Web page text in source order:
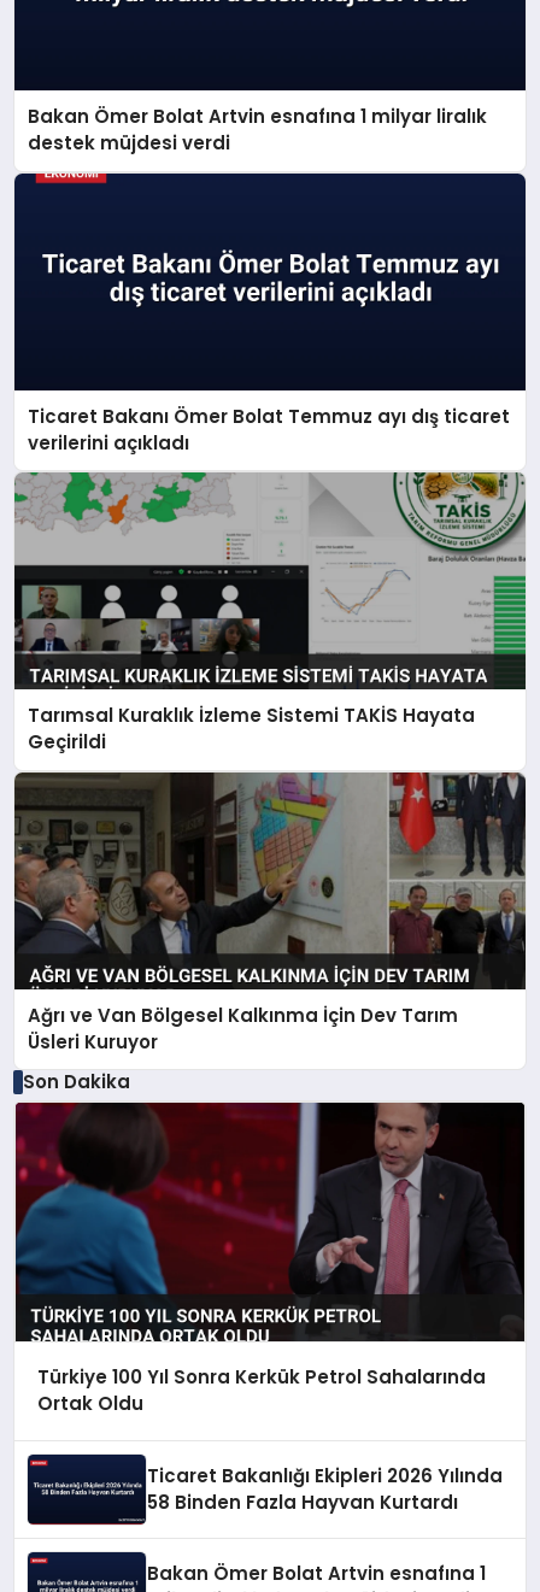
Bakan Ömer Bolat Artvin esnafına 1 milyar liralık
destek müjdesi verdi
Ticaret Bakanı Ömer Bolat Temmuz ayı dış ticaret
verilerini açıkladı
Tarımsal Kuraklık İzleme Sistemi TAKİS Hayata
Geçirildi
Ağrı ve Van Bölgesel Kalkınma İçin Dev Tarım
Üsleri Kuruyor
Son Dakika
Türkiye 100 Yıl Sonra Kerkük Petrol Sahalarında
Ortak Oldu
Ticaret Bakanlığı Ekipleri 2026 Yılında
58 Binden Fazla Hayvan Kurtardı
Bakan Ömer Bolat Artvin esnafına 1